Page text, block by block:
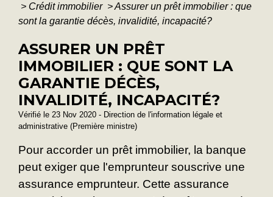
> Crédit immobilier >Assurer un prêt immobilier : que
sont la garantie décès, invalidité, incapacité?
ASSURER UN PRÊT
IMMOBILIER : QUE SONT LA
GARANTIE DÉCÈS,
INVALIDITÉ, INCAPACITÉ?
Vérifié le 23 Nov 2020 - Direction de l'information légale et
administrative (Première ministre)
Pour accorder un prêt immobilier, la banque
peut exiger que l'emprunteur souscrive une
assurance emprunteur. Cette assurance